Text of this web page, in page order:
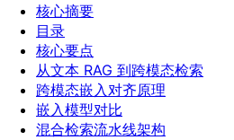
核心摘要
目录
核心要点
从文本 RAG 到跨模态检索
跨模态嵌入对齐原理
嵌入模型对比
混合检索流水线架构